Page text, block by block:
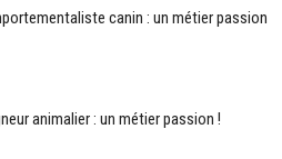
canin : un métier passion
animalier : un métier passion !